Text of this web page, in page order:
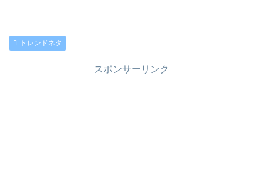
トレンドネタ
スポンサーリンク